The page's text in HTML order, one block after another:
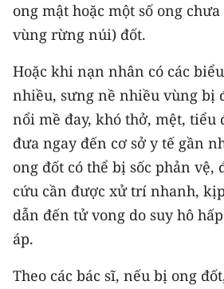
Media Thể thao
Media Y tế
Media Khoa học - Công nghệ
Media Môi trường
Ảnh
TIN MỚI
ong mật hoặc một số ong
vùng rừng núi) đốt.
Hoặc khi nạn nhân có các
nhiều, sưng nề nhiều vùng bị
nổi mề đay, khó thở, mệt, tiểu
đưa ngay đến cơ sở y tế gần
ong đốt có thể bị sốc phản vệ,
cứu cần được xử trí nhanh,
dẫn đến tử vong do suy hô
áp.
Theo các bác sĩ, nếu bị ong